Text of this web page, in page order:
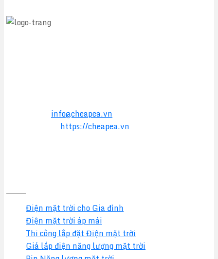
info@cheapea.vn
https://cheapea.vn
Điện mặt trời cho Gia đình
Điện mặt trời áp mái
Thi công lắp đặt Điện mặt trời
Giá lắp điện năng lượng mặt trời